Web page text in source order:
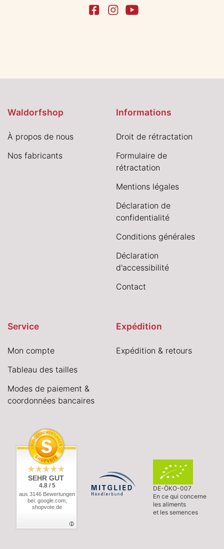
Waldorfshop
À propos de nous
Nos fabricants
Informations
Droit de rétractation
Formulaire de
rétractation
Mentions légales
Déclaration de
confidentialité
Conditions générales
Déclaration
d'accessibilité
Contact
Service
Mon compte
Tableau des tailles
Modes de paiement &
coordonnées bancaires
Expédition
Expédition & retours
SEHR GUT
4.8 / 5
aus 3146 Bewertungen
bei: google.com,
shopvote.de
DE-ÖKO-007
En ce qui concerne
les aliments
et les semences